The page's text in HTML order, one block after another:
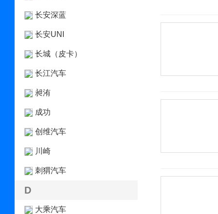
长安深蓝
长安UNI
长城（皮卡）
长江汽车
昶洧
成功
创维汽车
川崎
刺猬汽车
D
大乘汽车